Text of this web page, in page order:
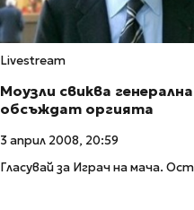
Livestream
Моузли свиква
обсъждат оргията
3 април 2008, 20:59
Гласувай за Играч на мача.